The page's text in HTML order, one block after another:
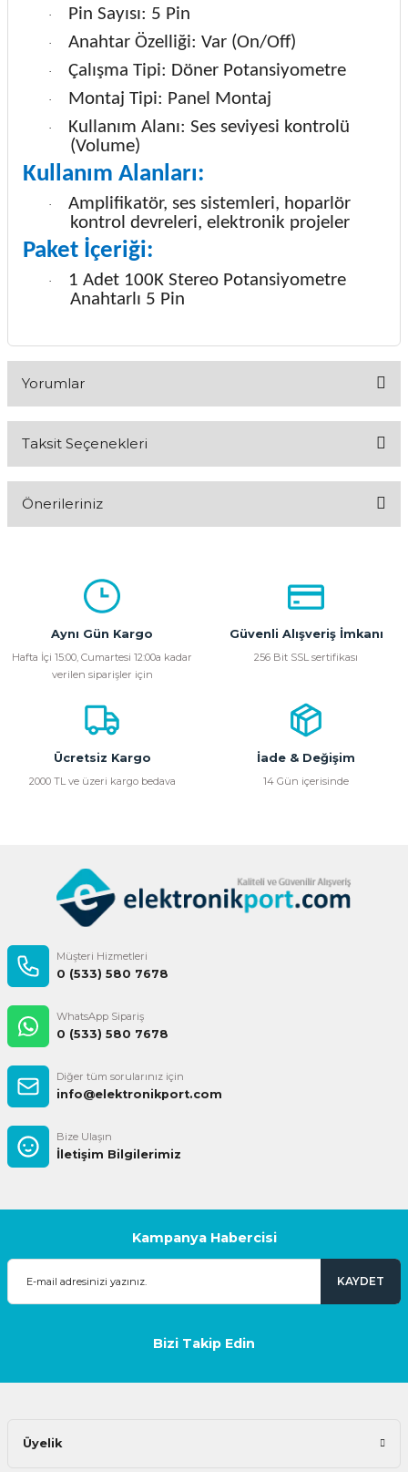
· Pin Sayısı: 5 Pin
· Anahtar Özelliği: Var (On/Off)
· Çalışma Tipi: Döner Potansiyometre
· Montaj Tipi: Panel Montaj
·
Kullanım Alanı: Ses seviyesi kontrolü
(Volume)
Kullanım Alanları:
·
Amplifikatör, ses sistemleri, hoparlör
kontrol devreleri, elektronik projeler
Paket İçeriği:
·
1 Adet 100K Stereo Potansiyometre
Anahtarlı 5 Pin
Yorumlar
Taksit Seçenekleri
Önerileriniz
kullanarak tarafımıza iletebilirsiniz.
Görüş ve önerileriniz için teşekkür ederiz.
Ürün açıklamasında eksik bilgiler bulunuyor.
Ürün bilgilerinde hatalar bulunuyor.
Ürün fiyatı diğer sitelerden daha pahalı.
Bu ürüne benzer farklı alternatifler olmalı.
Aynı Gün Kargo
Hafta İçi 15:00, Cumartesi 12:00a kadar
verilen siparişler için
Güvenli Alışveriş İmkanı
256 Bit SSL sertifikası
Ücretsiz Kargo
2000 TL ve üzeri kargo bedava
İade & Değişim
14 Gün içerisinde
Müşteri Hizmetleri
0 (533) 580 7678
WhatsApp Sipariş
0 (533) 580 7678
Diğer tüm sorularınız için
info@elektronikport.com
Bize Ulaşın
İletişim Bilgilerimiz
Kampanya Habercisi
KAYDET
Bizi Takip Edin
Üyelik